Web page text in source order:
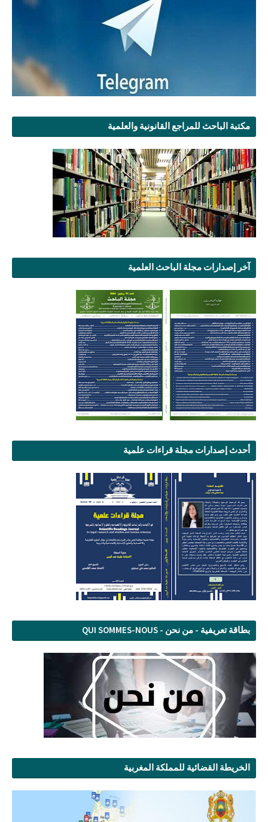
مكتبة الباحث للمراجع القانونية والعلمية
آخر إصدارات مجلة الباحث العلمية
أحدث إصدارات مجلة قراءات علمية
بطاقة تعريفية - من نحن - QUI SOMMES-NOUS
الخريطة القضائية للمملكة المغربية